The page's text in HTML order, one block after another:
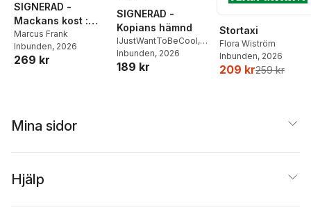
SIGNERAD -
Mackans kost :
Middagar och
matlådor
Marcus Frank
Inbunden, 2026
269 kr
SIGNERAD -
Kopians hämnd
IJustWantToBeCool,
Joel Adolphson
Ejdemo Beer
Inbunden, 2026
189 kr
Stortaxi
Flora Wiström
Inbunden, 2026
209 kr259 kr
Mina sidor
Hjälp